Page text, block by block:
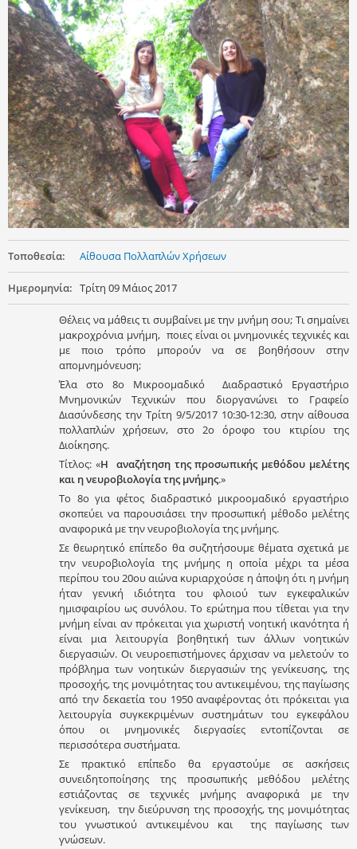
Τοποθεσία: Αίθουσα Πολλαπλών Χρήσεων
Ημερομηνία: Τρίτη 09 Μάιος 2017
Θέλεις να μάθεις τι συμβαίνει με την μνήμη σου; Τι σημαίνει
μακροχρόνια μνήμη, ποιες είναι οι μνημονικές τεχνικές και
με ποιο τρόπο μπορούν να σε βοηθήσουν στην
απομνημόνευση;
Έλα στο 8ο Μικροομαδικό Διαδραστικό Εργαστήριο
Μνημονικών Τεχνικών που διοργανώνει το Γραφείο
Διασύνδεσης την Τρίτη 9/5/2017 10:30-12:30, στην αίθουσα
πολλαπλών χρήσεων, στο 2ο όροφο του κτιρίου της
Διοίκησης.
Τίτλος: «Η αναζήτηση της προσωπικής μεθόδου μελέτης
και η νευροβιολογία της μνήμης.»
Το 8ο για φέτος διαδραστικό μικροομαδικό εργαστήριο
σκοπεύει να παρουσιάσει την προσωπική μέθοδο μελέτης
αναφορικά με την νευροβιολογία της μνήμης.
Σε θεωρητικό επίπεδο θα συζητήσουμε θέματα σχετικά με
την νευροβιολογία της μνήμης η οποία μέχρι τα μέσα
περίπου του 20ου αιώνα κυριαρχούσε η άποψη ότι η μνήμη
ήταν γενική ιδιότητα του φλοιού των εγκεφαλικών
ημισφαιρίου ως συνόλου. Το ερώτημα που τίθεται για την
μνήμη είναι αν πρόκειται για χωριστή νοητική ικανότητα ή
είναι μια λειτουργία βοηθητική των άλλων νοητικών
διεργασιών. Οι νευροεπιστήμονες άρχισαν να μελετούν το
πρόβλημα των νοητικών διεργασιών της γενίκευσης, της
προσοχής, της μονιμότητας του αντικειμένου, της παγίωσης
από την δεκαετία του 1950 αναφέροντας ότι πρόκειται για
λειτουργία συγκεκριμένων συστημάτων του εγκεφάλου
όπου οι μνημονικές διεργασίες εντοπίζονται σε
περισσότερα συστήματα.
Σε πρακτικό επίπεδο θα εργαστούμε σε ασκήσεις
συνειδητοποίησης της προσωπικής μεθόδου μελέτης
εστιάζοντας σε τεχνικές μνήμης αναφορικά με την
γενίκευση, την διεύρυνση της προσοχής, της μονιμότητας
του γνωστικού αντικειμένου και της παγίωσης των
γνώσεων.